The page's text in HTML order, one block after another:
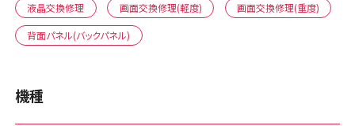
液晶交換修理 画面交換修理(軽度) 画面交換修理(重度)
背面パネル(バックパネル)
機種